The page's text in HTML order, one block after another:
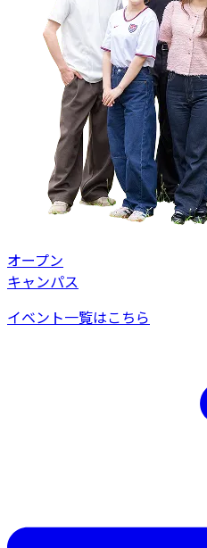
オープン
キャンパス
イベント一覧はこちら